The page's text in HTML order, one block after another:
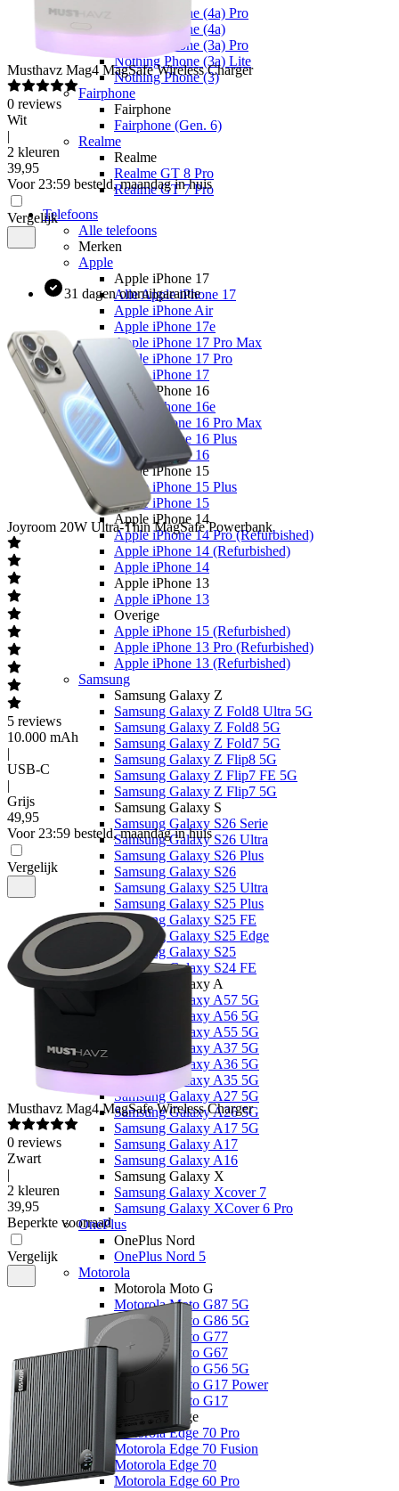
Nothing Phone (4a) Pro
Nothing Phone (4a)
Nothing Phone (3a) Pro
Nothing Phone (3a) Lite
Nothing Phone (3)
Fairphone
Fairphone
Fairphone (Gen. 6)
Realme
Realme
Realme GT 8 Pro
Realme GT 7 Pro
Telefoons
Alle telefoons
Merken
Apple
Apple iPhone 17
Alle Apple iPhone 17
Apple iPhone Air
Apple iPhone 17e
Apple iPhone 17 Pro Max
Apple iPhone 17 Pro
Apple iPhone 17
Apple iPhone 16
Apple iPhone 16e
Apple iPhone 16 Pro Max
Apple iPhone 16 Plus
Apple iPhone 16
Apple iPhone 15
Apple iPhone 15 Plus
Apple iPhone 15
Apple iPhone 14
Apple iPhone 14 Pro (Refurbished)
Apple iPhone 14 (Refurbished)
Apple iPhone 14
Apple iPhone 13
Apple iPhone 13
Overige
Apple iPhone 15 (Refurbished)
Apple iPhone 13 Pro (Refurbished)
Apple iPhone 13 (Refurbished)
Samsung
Samsung Galaxy Z
Samsung Galaxy Z Fold8 Ultra 5G
Samsung Galaxy Z Fold8 5G
Samsung Galaxy Z Fold7 5G
Samsung Galaxy Z Flip8 5G
Samsung Galaxy Z Flip7 FE 5G
Samsung Galaxy Z Flip7 5G
Samsung Galaxy S
Samsung Galaxy S26 Serie
Samsung Galaxy S26 Ultra
Samsung Galaxy S26 Plus
Samsung Galaxy S26
Samsung Galaxy S25 Ultra
Samsung Galaxy S25 Plus
Samsung Galaxy S25 FE
Samsung Galaxy S25 Edge
Samsung Galaxy S25
Samsung Galaxy S24 FE
Samsung Galaxy A
Samsung Galaxy A57 5G
Samsung Galaxy A56 5G
Samsung Galaxy A55 5G
Samsung Galaxy A37 5G
Samsung Galaxy A36 5G
Samsung Galaxy A35 5G
Samsung Galaxy A27 5G
Samsung Galaxy A26 5G
Samsung Galaxy A17 5G
Samsung Galaxy A17
Samsung Galaxy A16
Samsung Galaxy X
Samsung Galaxy Xcover 7
Samsung Galaxy XCover 6 Pro
OnePlus
OnePlus Nord
OnePlus Nord 5
Motorola
Motorola Moto G
Motorola Moto G87 5G
Motorola Moto G86 5G
Motorola Moto G77
Motorola Moto G67
Motorola Moto G56 5G
Motorola Moto G17 Power
Motorola Moto G17
Motorola Edge
Motorola Edge 70 Pro
Motorola Edge 70 Fusion
Motorola Edge 70
Motorola Edge 60 Pro
Musthavz Mag4 MagSafe Wireless Charger
0 reviews
Wit
|
2 kleuren
39,95
Voor 23:59 besteld, maandag in huis
Vergelijk
31 dagen omruilgarantie
Joyroom 20W Ultra-Thin MagSafe Powerbank
5 reviews
10.000 mAh
|
USB-C
|
Grijs
49,95
Voor 23:59 besteld, maandag in huis
Vergelijk
Musthavz Mag4 MagSafe Wireless Charger
0 reviews
Zwart
|
2 kleuren
39,95
Beperkte voorraad
Vergelijk